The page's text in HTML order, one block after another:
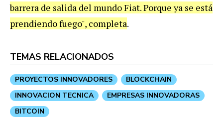
barrera de salida del mundo Fiat. Porque ya se está
prendiendo fuego", completa.
TEMAS RELACIONADOS
PROYECTOS INNOVADORES
BLOCKCHAIN
INNOVACION TECNICA
EMPRESAS INNOVADORAS
BITCOIN